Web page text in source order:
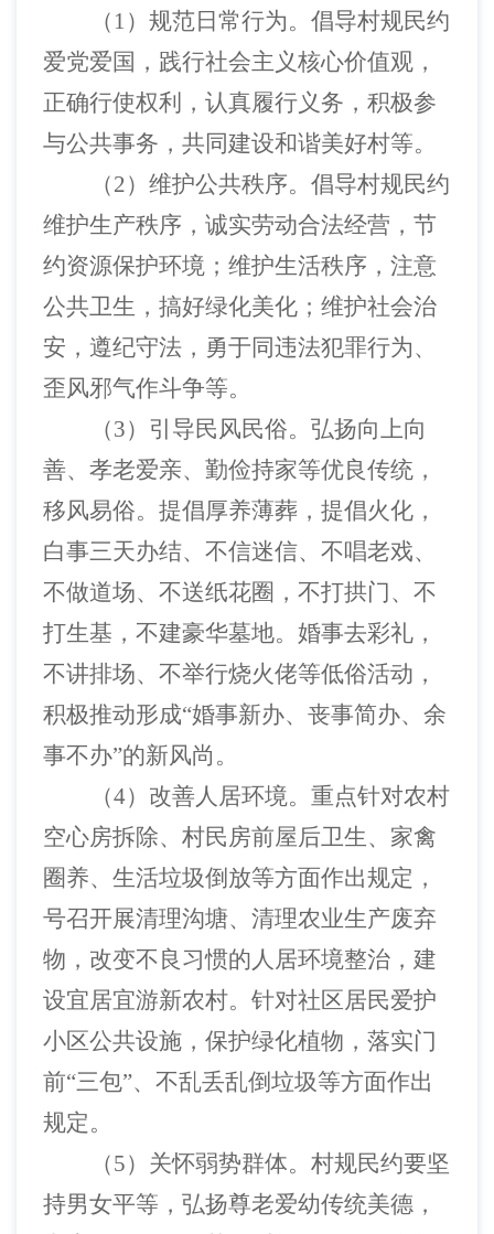
（ 1）规范日常行为。倡导村规民约
爱党爱国，践行社会主义核心价值观，
正确行使权利，认真履行义务，积极参
与公共事务，共同建设和谐美好村等。
（2）维护公共秩序。倡导村规民约
维护生产秩序，诚实劳动合法经营，节
约资源保护环境；维护生活秩序，注意
公共卫生，搞好绿化美化；维护社会治
安，遵纪守法，勇于同违法犯罪行为、
歪风邪气作斗争等。
（3）引导民风民俗。弘扬向上向
善、孝老爱亲、勤俭持家等优良传统，
移风易俗。提倡厚养薄葬，提倡火化，
白事三天办结、不信迷信、不唱老戏、
不做道场、不送纸花圈，不打拱门、不
打生基，不建豪华墓地。婚事去彩礼，
不讲排场、不举行烧火佬等低俗活动，
积极推动形成“婚事新办、丧事简办、余
事不办”的新风尚。
（4）改善人居环境。重点针对农村
空心房拆除、村民房前屋后卫生、家禽
圈养、生活垃圾倒放等方面作出规定，
号召开展清理沟塘、清理农业生产废弃
物，改变不良习惯的人居环境整治，建
设宜居宜游新农村。针对社区居民爱护
小区公共设施，保护绿化植物，落实门
前“三包”、不乱丢乱倒垃圾等方面作出
规定。
（5）关怀弱势群体。村规民约要坚
持男女平等，弘扬尊老爱幼传统美德，